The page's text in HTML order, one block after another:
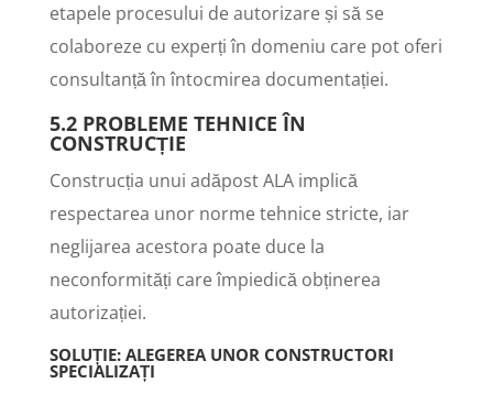
etapele procesului de autorizare și să se
colaboreze cu experți în domeniu care pot oferi
consultanță în întocmirea documentației.
5.2 PROBLEME TEHNICE ÎN
CONSTRUCȚIE
Construcția unui adăpost ALA implică
respectarea unor norme tehnice stricte, iar
neglijarea acestora poate duce la
neconformități care împiedică obținerea
autorizației.
SOLUȚIE: ALEGEREA UNOR CONSTRUCTORI
SPECIALIZAȚI